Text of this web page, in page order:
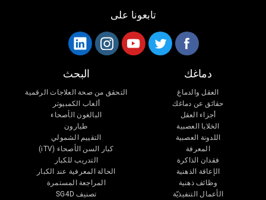
تابعونا على
دماغك
العقل والدماغ
حقائق عن دماغك
أجزاء العقل
الخلايا العصبية
اللدونة العصبية
المعرفة
فقدان الذاكرة
الإعاقة الذهنية
وظائف ذهنية
الأعمال التنفيذيّة
البحث
التحقق من صحة العلاجات الرقمية
ألعاب الكمبيوتر
البالغون الأصحاء
طيارون
التقييم الشمولي
كبار السن الأصحاء (iTV)
التدريب للكبار
الحالة المعرفية عند الكبار
المراجعة المستمرة
تصنيف SG4D